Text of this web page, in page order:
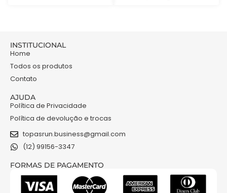
INSTITUCIONAL
Home
Todos os produtos
Contato
AJUDA
Política de Privacidade
Política de devolução e trocas
topasrun.business@gmail.com
(12) 99156-3347
FORMAS DE PAGAMENTO